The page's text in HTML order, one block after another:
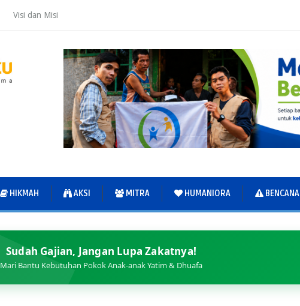
Visi dan Misi
HIKMAH AKSI MITRA HUMANIORA BENCANA
Sudah Gajian, Jangan Lupa Zakatnya!
Mari Bantu Kebutuhan Pokok Anak-anak Yatim & Dhuafa